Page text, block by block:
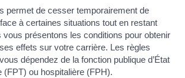
permet de cesser temporairement de
à certaines situations tout en restant
vous présentons les conditions pour obtenir
effets sur votre carrière. Les règles
dépendez de la fonction publique d’État
(FPT) ou hospitalière (FPH).